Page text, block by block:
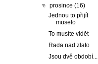
▼prosince(16)
Jednou to přijít
muselo
To musíte vidět
Rada nad zlato
Jsou dvě období...